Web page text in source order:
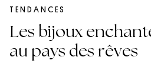
TENDANCES
Les bijoux
au pays des rêves